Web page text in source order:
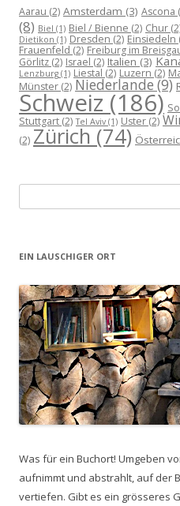
Aarau (2) Amsterdam (3) Ascona
(8) Biel (1) Biel / Bienne (2) Chur
Dietikon (1) Dresden (2) Einsiedeln
Frauenfeld (2) Freiburg im
Görlitz (2) Israel (2) Italien (3)
Lenzburg (1) Liestal (2) Luzern (2)
Münster (2) Niederlande (9)
Schweiz (186)
Stuttgart (2) Tel Aviv (1) Uster (2)
(2) Zürich (74)
nach:
EIN LAUSCHIGER ORT
Was für ein Buchort! Umgeben
aufnimmt und abstrahlt, auf der
vertiefen. Gibt es ein grösseres